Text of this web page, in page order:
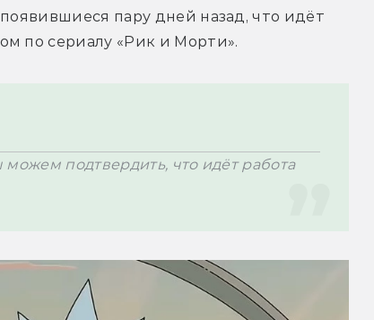
появившиеся пару дней назад, что идёт
подтвердить, что идёт работа